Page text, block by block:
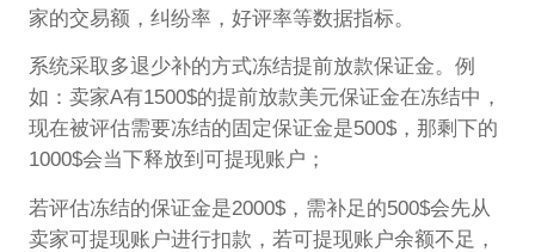
家的交易额，纠纷率，好评率等数据指标。
系统采取多退少补的方式冻结提前放款保证金。例
如：卖家A有1500$的提前放款美元保证金在冻结中，
现在被评估需要冻结的固定保证金是500$，那剩下的
1000$会当下释放到可提现账户；
若评估冻结的保证金是2000$，需补足的500$会先从
卖家可提现账户进行扣款，若可提现账户余额不足，